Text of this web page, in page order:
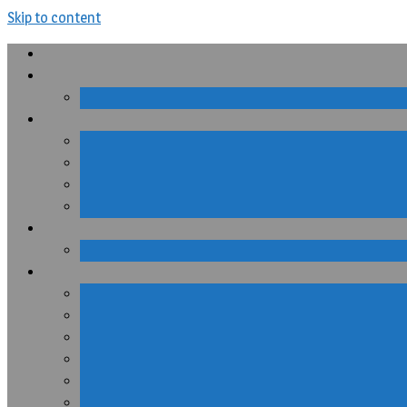
Skip to content